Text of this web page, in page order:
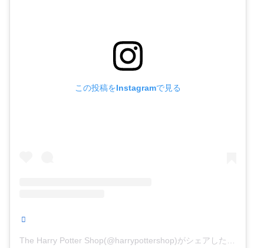
この投稿をInstagramで見る